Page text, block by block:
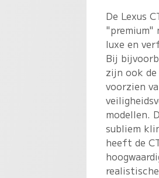
De Lexus
"premium"
luxe en
Bij
zijn ook
voorzien
modellen.
subliem
heeft de